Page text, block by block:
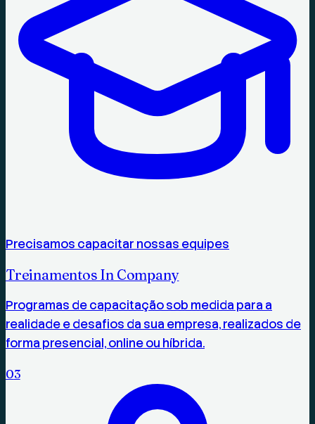
Precisamos capacitar nossas equipes
Treinamentos In Company
Programas de capacitação sob medida para a
realidade e desafios da sua empresa, realizados de
forma presencial, online ou híbrida.
03